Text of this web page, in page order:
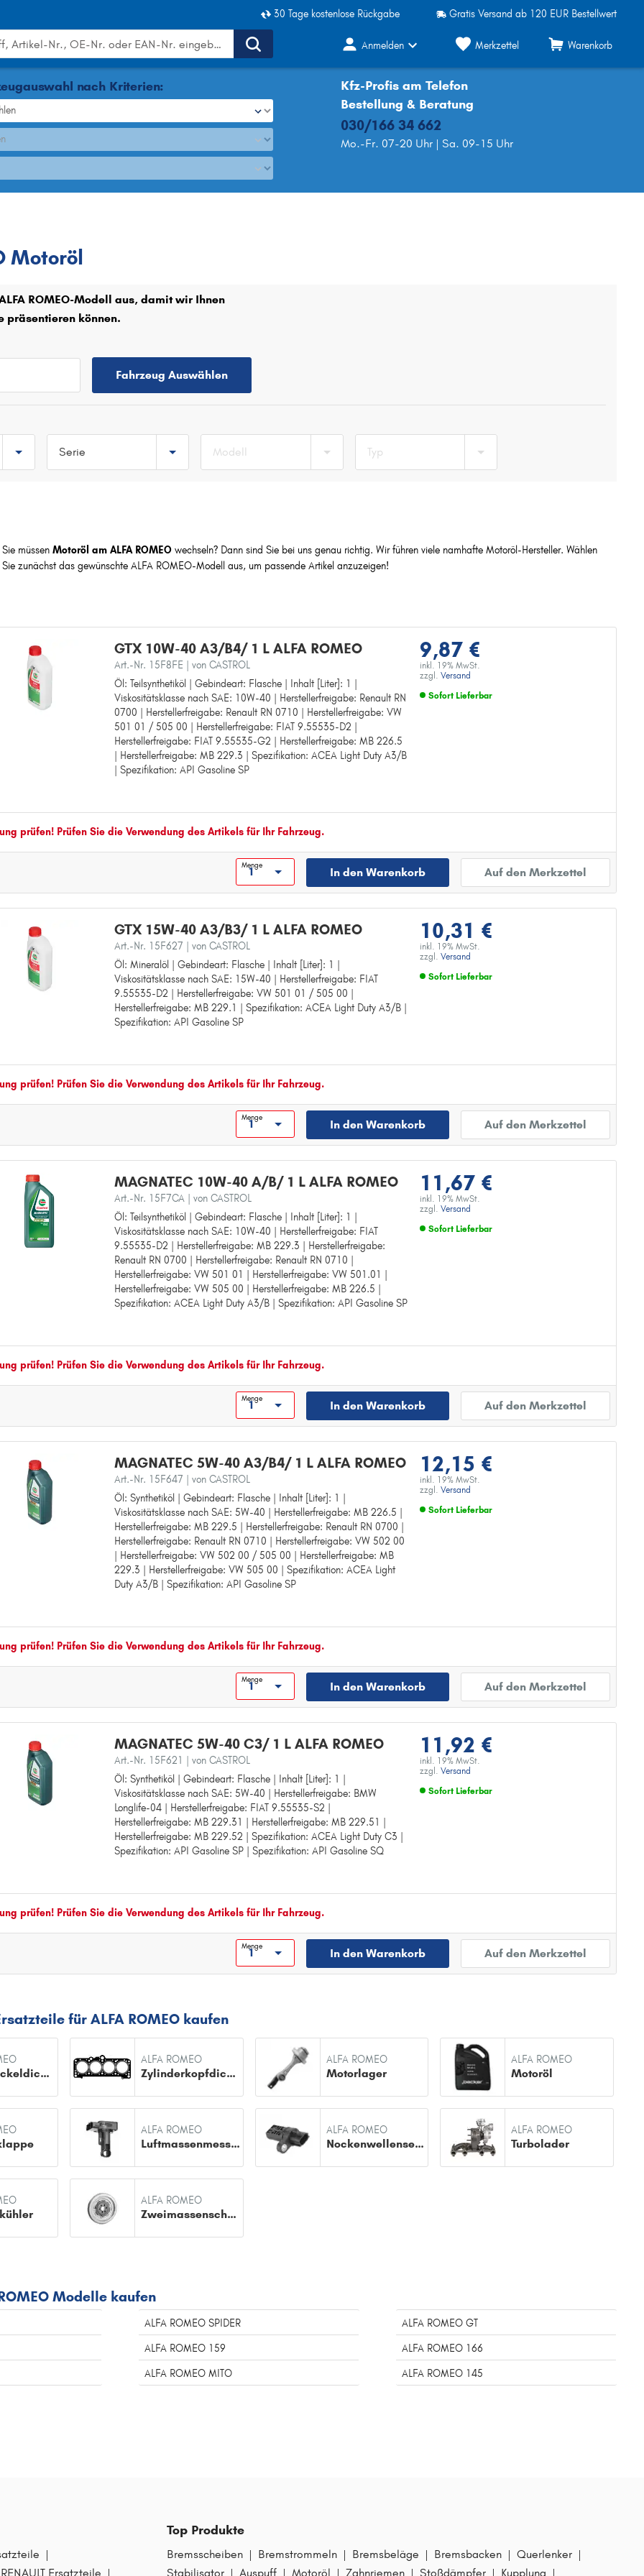
30 Tage kostenlose Rückgabe Gratis Versand ab 120 EUR Bestellwert
Anmelden Merkzettel Warenkorb
nach Kriterien:
Kfz-Profis am Telefon
Bestellung & Beratung
030/166 34 662
Mo.-Fr. 07-20 Uhr | Sa. 09-15 Uhr
Motoröl
ROMEO-Modell aus, damit wir Ihnen
präsentieren können.
Fahrzeug Auswählen
Serie
GIULIETTA
SPIDER
M
MITO
Modell Typ
Sie müssen Motoröl am ALFA ROMEO wechseln? Dann sind Sie bei uns genau richtig. Wir führen viele namhafte Motoröl-Hersteller. Wählen
Sie zunächst das gewünschte ALFA ROMEO-Modell aus, um passende Artikel anzuzeigen!
9,87 €
inkl. 19% MwSt.
zzgl. Versand
Sofort Lieferbar
GTX 10W-40 A3/B4/ 1 L ALFA ROMEO
Art.-Nr. 15F8FE
| von CASTROL
Öl: Teilsynthetiköl | Gebindeart: Flasche | Inhalt [Liter]: 1 |
Viskositätsklasse nach SAE: 10W-40 | Herstellerfreigabe: Renault RN
0700 | Herstellerfreigabe: Renault RN 0710 | Herstellerfreigabe: VW
501 01 / 505 00 | Herstellerfreigabe: FIAT 9.55535-D2 |
Herstellerfreigabe: FIAT 9.55535-G2 | Herstellerfreigabe: MB 226.5
| Herstellerfreigabe: MB 229.3 | Spezifikation: ACEA Light Duty A3/B
| Spezifikation: API Gasoline SP
Öl: Teilsynthetiköl
Gebindeart: Flasche
Inhalt [Liter]: 1
Viskositätsklasse nach SAE: 10W-40
Herstellerfreigabe: Renault RN 0700
Herstellerfreigabe: Renault RN 0710
Herstellerfreigabe: VW 501 01 / 505 00
Herstellerfreigabe: MB 226.5
Herstellerfreigabe: MB 229.3
Spezifikation: ACEA Light Duty A3/B
Spezifikation: API Gasoline SP
prüfen! Prüfen Sie die Verwendung des Artikels für Ihr Fahrzeug.
Menge
In den Warenkorb Auf den Merkzettel
10,31 €
inkl. 19% MwSt.
zzgl. Versand
Sofort Lieferbar
GTX 15W-40 A3/B3/ 1 L ALFA ROMEO
Art.-Nr. 15F627
| von CASTROL
Öl: Mineralöl | Gebindeart: Flasche | Inhalt [Liter]: 1 |
Viskositätsklasse nach SAE: 15W-40 | Herstellerfreigabe: FIAT
9.55535-D2 | Herstellerfreigabe: VW 501 01 / 505 00 |
Herstellerfreigabe: MB 229.1 | Spezifikation: ACEA Light Duty A3/B |
Spezifikation: API Gasoline SP
Öl: Mineralöl
Gebindeart: Flasche
Inhalt [Liter]: 1
Viskositätsklasse nach SAE: 15W-40
Herstellerfreigabe: FIAT 9.55535-D2
Spezifikation: ACEA Light Duty A3/B
Spezifikation: API Gasoline SP
prüfen! Prüfen Sie die Verwendung des Artikels für Ihr Fahrzeug.
Menge
In den Warenkorb Auf den Merkzettel
11,67 €
inkl. 19% MwSt.
zzgl. Versand
Sofort Lieferbar
MAGNATEC 10W-40 A/B/ 1 L ALFA ROMEO
Art.-Nr. 15F7CA
| von CASTROL
Öl: Teilsynthetiköl | Gebindeart: Flasche | Inhalt [Liter]: 1 |
Viskositätsklasse nach SAE: 10W-40 | Herstellerfreigabe: FIAT
9.55535-D2 | Herstellerfreigabe: MB 229.3 | Herstellerfreigabe:
Renault RN 0700 | Herstellerfreigabe: Renault RN 0710 |
Herstellerfreigabe: VW 501 01 | Herstellerfreigabe: VW 501.01 |
Herstellerfreigabe: VW 505 00 | Herstellerfreigabe: MB 226.5 |
Spezifikation: ACEA Light Duty A3/B | Spezifikation: API Gasoline SP
Öl: Teilsynthetiköl
Gebindeart: Flasche
Inhalt [Liter]: 1
Viskositätsklasse nach SAE: 10W-40
Herstellerfreigabe: FIAT 9.55535-D2
Herstellerfreigabe: MB 229.3
Herstellerfreigabe: Renault RN 0700
Herstellerfreigabe: VW 501.01
Herstellerfreigabe: VW 505 00
Herstellerfreigabe: MB 226.5
Spezifikation: ACEA Light Duty A3/B
Spezifikation: API Gasoline SP
prüfen! Prüfen Sie die Verwendung des Artikels für Ihr Fahrzeug.
Menge
In den Warenkorb Auf den Merkzettel
12,15 €
inkl. 19% MwSt.
zzgl. Versand
Sofort Lieferbar
MAGNATEC 5W-40 A3/B4/ 1 L ALFA ROMEO
Art.-Nr. 15F647
| von CASTROL
Öl: Synthetiköl | Gebindeart: Flasche | Inhalt [Liter]: 1 |
Viskositätsklasse nach SAE: 5W-40 | Herstellerfreigabe: MB 226.5 |
Herstellerfreigabe: MB 229.5 | Herstellerfreigabe: Renault RN 0700 |
Herstellerfreigabe: Renault RN 0710 | Herstellerfreigabe: VW 502 00
| Herstellerfreigabe: VW 502 00 / 505 00 | Herstellerfreigabe: MB
229.3 | Herstellerfreigabe: VW 505 00 | Spezifikation: ACEA Light
Duty A3/B | Spezifikation: API Gasoline SP
Öl: Synthetiköl
Gebindeart: Flasche
Inhalt [Liter]: 1
Viskositätsklasse nach SAE: 5W-40
Herstellerfreigabe: MB 226.5
Herstellerfreigabe: MB 229.5
Herstellerfreigabe: Renault RN 0700
Herstellerfreigabe: VW 502 00 / 505 00
Herstellerfreigabe: MB 229.3
Herstellerfreigabe: VW 505 00
Spezifikation: ACEA Light Duty A3/B
Spezifikation: API Gasoline SP
prüfen! Prüfen Sie die Verwendung des Artikels für Ihr Fahrzeug.
Menge
In den Warenkorb Auf den Merkzettel
11,92 €
inkl. 19% MwSt.
zzgl. Versand
Sofort Lieferbar
MAGNATEC 5W-40 C3/ 1 L ALFA ROMEO
Art.-Nr. 15F621
| von CASTROL
Öl: Synthetiköl | Gebindeart: Flasche | Inhalt [Liter]: 1 |
Viskositätsklasse nach SAE: 5W-40 | Herstellerfreigabe: BMW
Longlife-04 | Herstellerfreigabe: FIAT 9.55535-S2 |
Herstellerfreigabe: MB 229.31 | Herstellerfreigabe: MB 229.51 |
Herstellerfreigabe: MB 229.52 | Spezifikation: ACEA Light Duty C3 |
Spezifikation: API Gasoline SP | Spezifikation: API Gasoline SQ
Öl: Synthetiköl
Gebindeart: Flasche
Inhalt [Liter]: 1
Viskositätsklasse nach SAE: 5W-40
Herstellerfreigabe: BMW Longlife-04
Herstellerfreigabe: FIAT 9.55535-S2
Herstellerfreigabe: MB 229.52
Spezifikation: ACEA Light Duty C3
Spezifikation: API Gasoline SP
Spezifikation: API Gasoline SQ
prüfen! Prüfen Sie die Verwendung des Artikels für Ihr Fahrzeug.
Menge
In den Warenkorb Auf den Merkzettel
für ALFA ROMEO kaufen
Ventildeckeldichtung
ALFA ROMEO
Zylinderkopfdichtung
ALFA ROMEO
Motorlager
ALFA ROMEO
Motoröl
ALFA ROMEO
Luftmassenmesser
ALFA ROMEO
Nockenwellensensor
ALFA ROMEO
Turbolader
ALFA ROMEO
Zweimassenschwungrad
Modelle kaufen
ALFA ROMEO SPIDER
ALFA ROMEO 159
ALFA ROMEO MITO
ALFA ROMEO GT
ALFA ROMEO 166
ALFA ROMEO 145
|
RENAULT Ersatzteile |
Top Produkte
Bremsscheiben | Bremstrommeln | Bremsbeläge | Bremsbacken | Querlenker |
Stabilisator | Auspuff | Motoröl | Zahnriemen | Stoßdämpfer | Kupplung |